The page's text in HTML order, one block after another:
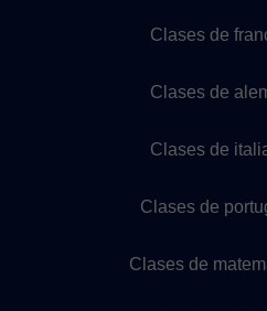
Clases de
Clases de
Clases de
Clases de
Clases de